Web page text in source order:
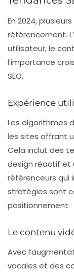
En 2024, plusieurs
référencement.
utilisateur, le
l’importance
SEO.
Expérience
Les algorithmes
les sites offrant
Cela inclut des
design réactif et
référenceurs qui
stratégies sont
positionnement.
Le contenu
Avec
vocales et des